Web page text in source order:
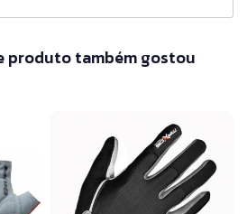
produto também gostou